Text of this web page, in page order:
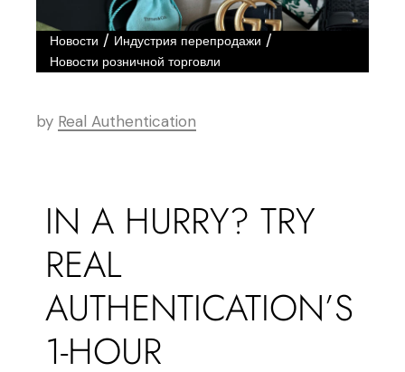
Новости / Индустрия перепродажи /
Новости розничной торговли
by Real Authentication
IN A HURRY? TRY
REAL
AUTHENTICATION’S
1-HOUR